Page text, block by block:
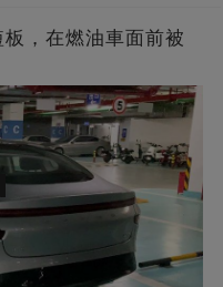
，在燃油車面前被